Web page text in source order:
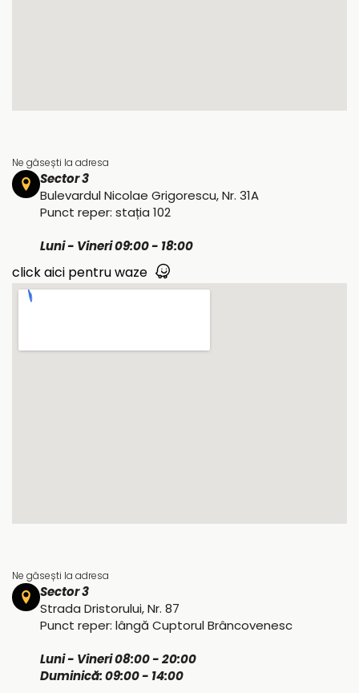
Ne găsești la adresa
Sector 3
Bulevardul Nicolae Grigorescu, Nr. 31A
Punct reper: stația 102
Luni - Vineri 09:00 - 18:00
click aici pentru waze
Ne găsești la adresa
Sector 3
Strada Dristorului, Nr. 87
Punct reper: lângă Cuptorul Brâncovenesc
Luni - Vineri 08:00 - 20:00
Duminică: 09:00 - 14:00